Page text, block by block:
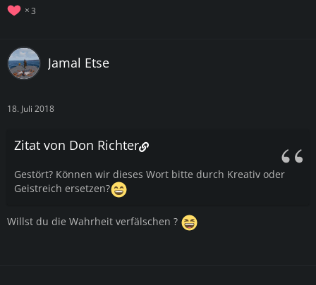
3
Jamal Etse
18. Juli 2018
Zitat von Don Richter
Gestört? Können wir dieses Wort bitte durch Kreativ oder
Geistreich ersetzen?
Willst du die Wahrheit verfälschen ?